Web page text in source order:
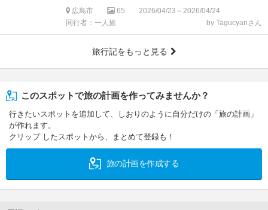
広島市 65
2026/04/23～2026/04/24
同行者：一人旅
by Tagucyanさん
旅行記をもっと見る
このスポットで旅の計画を作ってみませんか？
行きたいスポットを追加して、しおりのように自分だけの「旅の計画」
が作れます。
クリップ したスポットから、まとめて登録も！
旅の計画を作成する